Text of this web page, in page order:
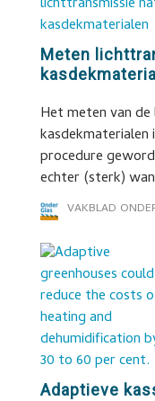
Meten
Het meten van
procedure
echter (sterk)
VAKBLAD
Adaptieve